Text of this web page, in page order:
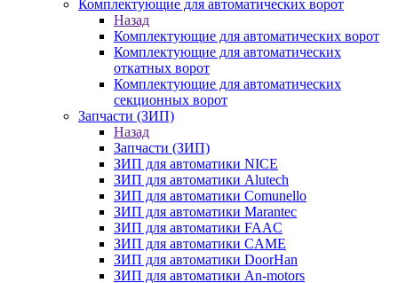
Комплектующие для автоматических ворот
Назад
Комплектующие для автоматических ворот
Комплектующие для автоматических
откатных ворот
Комплектующие для автоматических
секционных ворот
Запчасти (ЗИП)
Назад
Запчасти (ЗИП)
ЗИП для автоматики NICE
ЗИП для автоматики Alutech
ЗИП для автоматики Comunello
ЗИП для автоматики Marantec
ЗИП для автоматики FAAC
ЗИП для автоматики CAME
ЗИП для автоматики DoorHan
ЗИП для автоматики An-motors